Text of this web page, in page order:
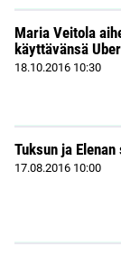
Maria Veitola
käyttävänsä
18.10.2016 10:30
Tuksun ja
17.08.2016 10:00